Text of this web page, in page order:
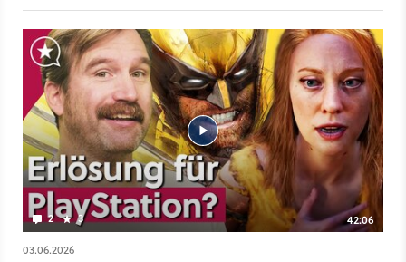
2 3
42:06
03.06.2026